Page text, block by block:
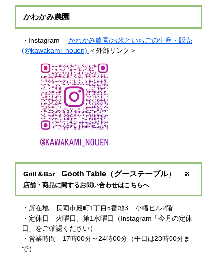
かわかみ農園
・Instagram ​ かわかみ農園/お米といちごの生産・販売
(@kawakami_nouen) ＜外部リンク＞
Grill＆Bar Gooth Table（グーステーブル）
※
店舗・商品に関するお問い合わせはこちらへ
・所在地 長岡市殿町1丁目6番地3 小幡ビル2階​
・定休日 火曜日、第1水曜日（Instagram「今月の定休
日」をご確認ください）
・営業時間 17時00分～24時00分​（平日は23時00分ま
で）